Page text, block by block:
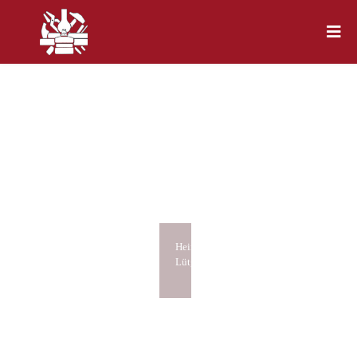
Heimatmuseum
Lütgendortmund